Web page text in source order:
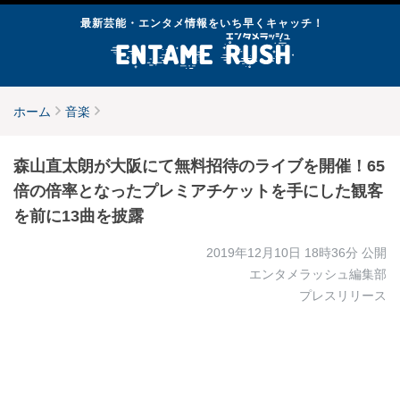
最新芸能・エンタメ情報をいち早くキャッチ！
ホーム 音楽
森山直太朗が大阪にて無料招待のライブを開催！65
倍の倍率となったプレミアチケットを手にした観客
を前に13曲を披露
2019年12月10日 18時36分 公開
エンタメラッシュ編集部
プレスリリース